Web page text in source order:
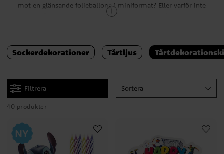
mot en glänsande folieballong i miniformat? Eller varför inte
dekorera tårtan till fotbollskalaset med fotbollsmål och spelare?
tårtfigurer ochtårtljus
Sockerdekorationer Tårtljus
Filtrera Sortera
40 produkter